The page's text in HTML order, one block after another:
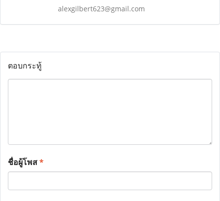
alexgilbert623@gmail.com
ตอบกระทู้
ชื่อผู้โพส*